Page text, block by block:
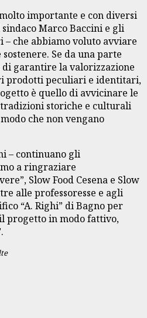
importante e con diversi
Marco Baccini e gli
– che abbiamo voluto avviare
Se da una parte
garantire la valorizzazione
prodotti peculiari e identitari,
è quello di avvicinare le
storiche e culturali
che non vengano
– continuano gli
a ringraziare
Slow Food Cesena e Slow
alle professoresse e agli
“A. Righi” di Bagno per
progetto in modo fattivo,